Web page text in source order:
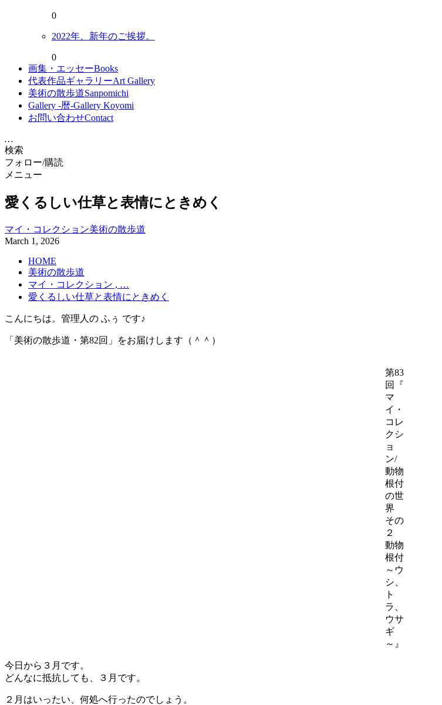
0
2022年、新年のご挨拶。
0
画集・エッセーBooks
代表作品ギャラリーArt Gallery
美術の散歩道Sanpomichi
Gallery -暦-Gallery Koyomi
お問い合わせContact
…
検索
フォロー/購読
メニュー
愛くるしい仕草と表情にときめく
マイ・コレクション美術の散歩道
March 1 , 2026
HOME
美術の散歩道
マイ・コレクション , …
愛くるしい仕草と表情にときめく
こんにちは。管理人の ふぅ です♪
「美術の散歩道・第82回」をお届けします（＾＾）
第83
回『
マ
イ・
コレ
クシ
ョ
ン/
動物
根付
の世
界
その
２
動物
根付
～ウ
シ、
ト
ラ、
ウサ
ギ
～』
今日から３月です。
どんなに抵抗しても、３月です。
２月はいったい、何処へ行ったのでしょう。